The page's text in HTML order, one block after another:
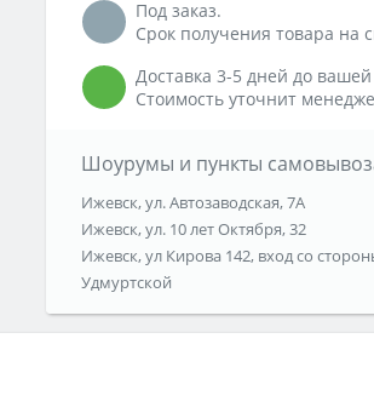
Под заказ.
Срок получения товара на
Доставка 3-5 дней до
Стоимость уточнит
Шоурумы и пункты
Ижевск, ул. Автозаводская, 7А
Ижевск, ул. 10 лет Октября, 32
Ижевск, ул Кирова 142, вход со
Удмуртской